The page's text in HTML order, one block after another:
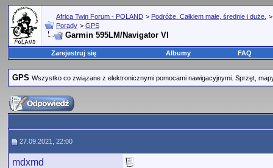
Africa Twin Forum - POLAND > Podróże. Całkiem małe, średnie i duże.
Porady > GPS
Garmin 595LM/Navigator VI
Zarejestruj się Albumy FAQ
GPS Wszystko co związane z elektronicznymi pomocami nawigacyjnymi. Sprzęt,
27.09.2021, 22:00
mdxmd